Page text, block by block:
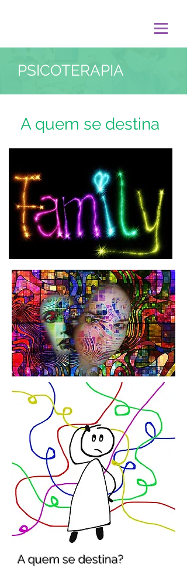
PSICOTERAPIA
A quem se destina
A quem se destina?